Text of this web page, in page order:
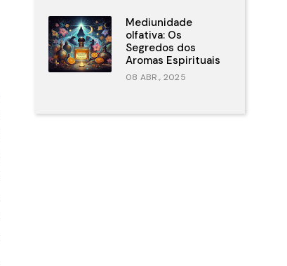
Mediunidade
olfativa: Os
Segredos dos
Aromas Espirituais
08 ABR., 2025